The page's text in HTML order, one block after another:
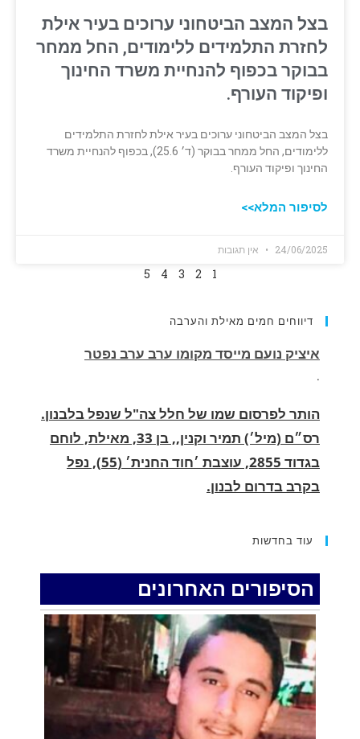
בצל המצב הביטחוני ערוכים בעיר אילת
לחזרת התלמידים ללימודים, החל ממחר
בבוקר בכפוף להנחיית משרד החינוך
ופיקוד העורף.
בצל המצב הביטחוני ערוכים בעיר אילת לחזרת התלמידים
ללימודים, החל ממחר בבוקר (ד׳ 25.6), בכפוף להנחיית משרד
החינוך ופיקוד העורף.
לסיפור המלא>>
24/06/2025 אין תגובות
1
2
3
4
5
דיווחים חמים מאילת והערבה
הותר לפרסום שמו של חלל צה"ל שנפל בלבנון.
בגדוד 2855, עוצבת ׳חוד החנית׳ (55), נפל
בקרב בדרום לבנון.
.
החופשה המשפחתית שהפכה למסע גניבות:
ילדיהם יצאו למסע גניבות באילת.
האדמה רועדת- סדרת רעידות אדמה בחצי האי
סיני
רעידת אדמה הורגשה באילת
עוד בחדשות
הסיפורים האחרונים